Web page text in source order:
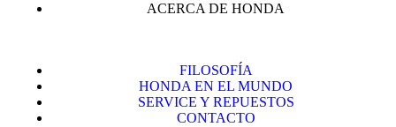
ACERCA DE HONDA
FILOSOFÍA
HONDA EN EL MUNDO
SERVICE Y REPUESTOS
CONTACTO